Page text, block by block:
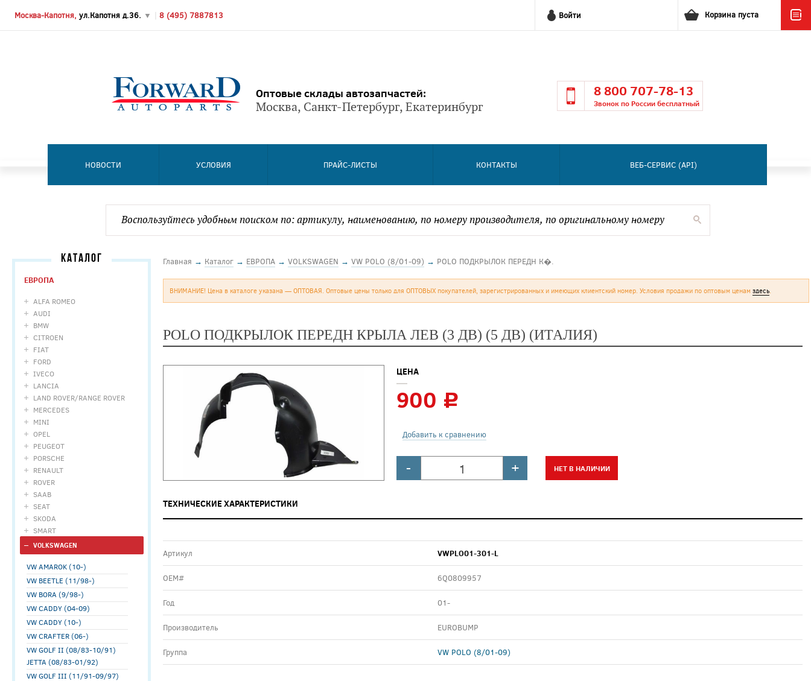
Москва-Капотня, ул.Капотня д.36. ▼ 8 (495) 7887813 Войти Корзина пуста
Оптовые склады автозапчастей:
Москва, Санкт-Петербург, Екатеринбург
8 800 707-78-13
Звонок по России бесплатный
НОВОСТИ УСЛОВИЯ ПРАЙС-ЛИСТЫ КОНТАКТЫ ВЕБ-СЕРВИС (API)
КАТАЛОГ
ЕВРОПА
ALFA ROMEO
AUDI
BMW
CITROEN
FIAT
FORD
IVECO
LANCIA
LAND ROVER/RANGE ROVER
MERCEDES
MINI
OPEL
PEUGEOT
PORSCHE
RENAULT
ROVER
SAAB
SEAT
SKODA
SMART
VOLKSWAGEN
VW AMAROK (10-)
VW BEETLE (11/98-)
VW BORA (9/98-)
VW CADDY (04-09)
VW CADDY (10-)
VW CRAFTER (06-)
VW GOLF II (08/83-10/91)
JETTA (08/83-01/92)
VW GOLF III (11/91-09/97)
Главная → Каталог → ЕВРОПА → VOLKSWAGEN → VW POLO (8/01-09) → POLO ПОДКРЫЛОК ПЕРЕДН К�.
ВНИМАНИЕ! Цена в каталоге указана — ОПТОВАЯ. Оптовые цены только для ОПТОВЫХ покупателей, зарегистрированных и имеющих клиентский номер. Условия продажи по оптовым ценам здесь.
POLO ПОДКРЫЛОК ПЕРЕДН КРЫЛА ЛЕВ (3 ДВ) (5 ДВ) (ИТАЛИЯ)
ЦЕНА
900 c
Добавить к сравнению
- + НЕТ В НАЛИЧИИ
ТЕХНИЧЕСКИЕ ХАРАКТЕРИСТИКИ
Артикул VWPLO01-301-L
ОЕМ# 6Q0809957
Год 01-
Производитель EUROBUMP
Группа VW POLO (8/01-09)